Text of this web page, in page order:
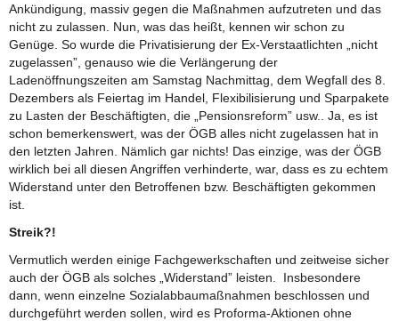
Ankündigung, massiv gegen die Maßnahmen aufzutreten und das
nicht zu zulassen. Nun, was das heißt, kennen wir schon zu
Genüge. So wurde die Privatisierung der Ex-Verstaatlichten „nicht
zugelassen”, genauso wie die Verlängerung der
Ladenöffnungszeiten am Samstag Nachmittag, dem Wegfall des 8.
Dezembers als Feiertag im Handel, Flexibilisierung und Sparpakete
zu Lasten der Beschäftigten, die „Pensionsreform” usw.. Ja, es ist
schon bemerkenswert, was der ÖGB alles nicht zugelassen hat in
den letzten Jahren. Nämlich gar nichts! Das einzige, was der ÖGB
wirklich bei all diesen Angriffen verhinderte, war, dass es zu echtem
Widerstand unter den Betroffenen bzw. Beschäftigten gekommen
ist.
Streik?!
Vermutlich werden einige Fachgewerkschaften und zeitweise sicher
auch der ÖGB als solches „Widerstand” leisten. Insbesondere
dann, wenn einzelne Sozialabbaumaßnahmen beschlossen und
durchgeführt werden sollen, wird es Proforma-Aktionen ohne